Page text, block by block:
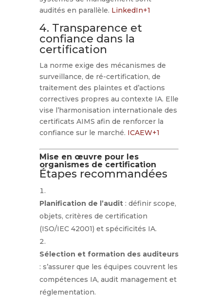
audités en parallèle. LinkedIn+1
4. Transparence et
confiance dans la
certification
La norme exige des mécanismes de
surveillance, de ré-certification, de
traitement des plaintes et d’actions
correctives propres au contexte IA. Elle
vise l’harmonisation internationale des
certificats AIMS afin de renforcer la
confiance sur le marché. ICAEW+1
Mise en œuvre pour les
organismes de certification
Étapes recommandées
Planification de l’audit: définir scope,
objets, critères de certification
(ISO/IEC 42001) et spécificités IA.
Sélection et formation des auditeurs
: s’assurer que les équipes couvrent les
compétences IA, audit management et
réglementation.